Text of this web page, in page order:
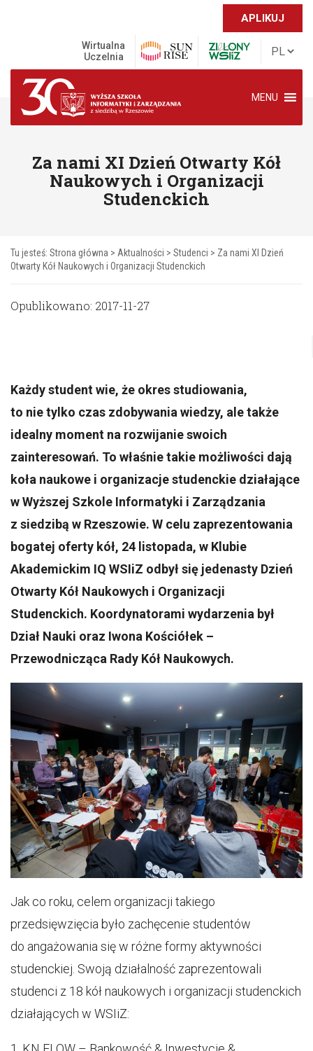
APLIKUJ
Wirtualna
Uczelnia
MENU
Za nami XI Dzień Otwarty Kół
Naukowych i Organizacji
Studenckich
Tu jesteś: Strona główna > Aktualności > Studenci > Za nami XI Dzień
Otwarty Kół Naukowych i Organizacji Studenckich
Opublikowano: 2017-11-27
Każdy student wie, że okres studiowania,
to nie tylko czas zdobywania wiedzy, ale także
idealny moment na rozwijanie swoich
zainteresowań. To właśnie takie możliwości dają
koła naukowe i organizacje studenckie działające
w Wyższej Szkole Informatyki i Zarządzania
z siedzibą w Rzeszowie. W celu zaprezentowania
bogatej oferty kół, 24 listopada, w Klubie
Akademickim IQ WSIiZ odbył się jedenasty Dzień
Otwarty Kół Naukowych i Organizacji
Studenckich. Koordynatorami wydarzenia był
Dział Nauki oraz Iwona Kościółek –
Przewodnicząca Rady Kół Naukowych.
Jak co roku, celem organizacji takiego
przedsięwzięcia było zachęcenie studentów
do angażowania się w różne formy aktywności
studenckiej. Swoją działalność zaprezentowali
studenci z 18 kół naukowych i organizacji studenckich
działających w WSIiZ: